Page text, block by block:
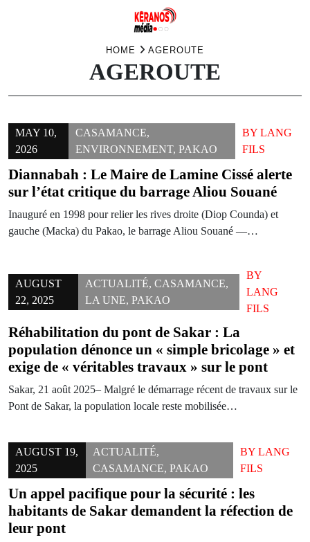
HOME AGEROUTE
AGEROUTE
MAY 10,
2026
CASAMANCE,
ENVIRONNEMENT,PAKAO
BY LANG
FILS
Diannabah : Le Maire de Lamine Cissé alerte
sur l’état critique du barrage Aliou Souané
Inauguré en 1998 pour relier les rives droite (Diop Counda) et
gauche (Macka) du Pakao, le barrage Aliou Souané —…
AUGUST
22, 2025
ACTUALITÉ,CASAMANCE,
LA UNE,PAKAO
BY
LANG
FILS
Réhabilitation du pont de Sakar : La
population dénonce un « simple bricolage » et
exige de « véritables travaux » sur le pont
Sakar, 21 août 2025– Malgré le démarrage récent de travaux sur le
Pont de Sakar, la population locale reste mobilisée…
AUGUST 19,
2025
ACTUALITÉ,
CASAMANCE, PAKAO
BYLANG
FILS
Un appel pacifique pour la sécurité : les
habitants de Sakar demandent la réfection de
leur pont